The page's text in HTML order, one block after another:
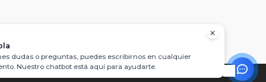
dudas o preguntas, puedes escribirnos en cualquier
Nuestro chatbot está aquí para ayudarte.